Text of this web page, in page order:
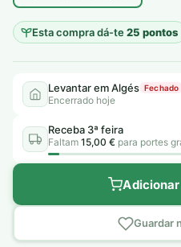
Esta compra dá-te25 pontos
Levantar em Algés Fechado
Encerrado hoje
Receba 3ª feira
Faltam 15,00 € para portes
Guardar